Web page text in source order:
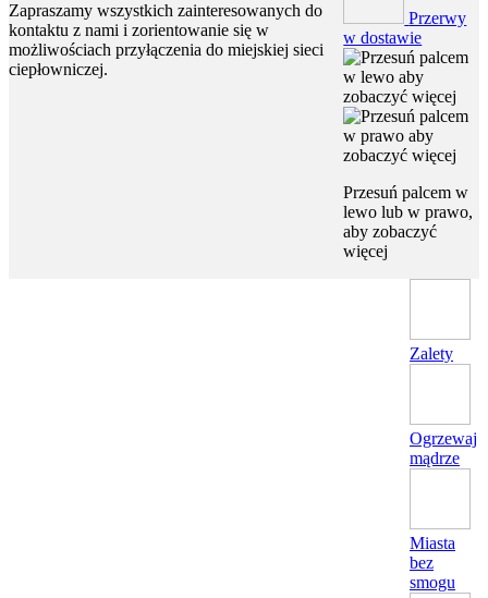
Zapraszamy wszystkich zainteresowanych do
kontaktu z nami i zorientowanie się w
możliwościach przyłączenia do miejskiej sieci
ciepłowniczej.
Przerwy
w dostawie
Przesuń palcem w
lewo lub w prawo,
aby zobaczyć
więcej
Zalety
Ogrzewaj
mądrze
Miasta
bez
smogu